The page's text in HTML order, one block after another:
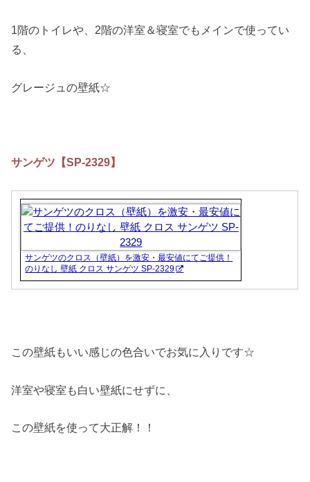
1階のトイレや、2階の洋室＆寝室でもメインで使ってい
る、
グレージュの壁紙☆
サンゲツ【SP-2329】
サンゲツのクロス（壁紙）を激安・最安値にてご提供！
のりなし 壁紙 クロス サンゲツ SP-2329
この壁紙もいい感じの色合いでお気に入りです☆
洋室や寝室も白い壁紙にせずに、
この壁紙を使って大正解！！